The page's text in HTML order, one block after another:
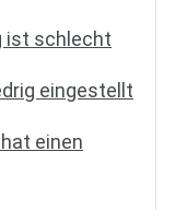
ist schlecht
eingestellt
einen